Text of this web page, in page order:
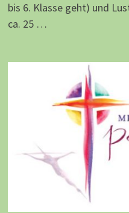
bis 6. Klasse geht) und
ca. 25 …